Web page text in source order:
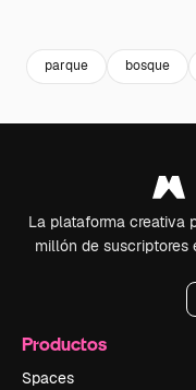
parque bosque
La plataforma creativa
millón de suscriptores
Productos
Spaces